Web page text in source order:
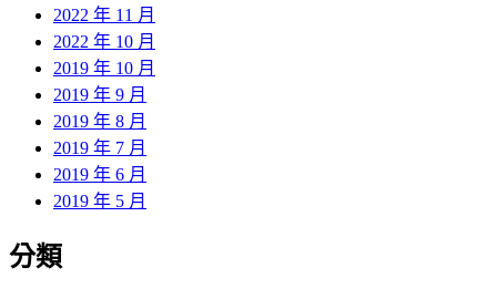
2022 年 11 月
2022 年 10 月
2019 年 10 月
2019 年 9 月
2019 年 8 月
2019 年 7 月
2019 年 6 月
2019 年 5 月
分類